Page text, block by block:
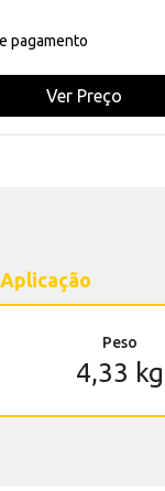
pagamento
Ver Preço
Peso
4,33 kg